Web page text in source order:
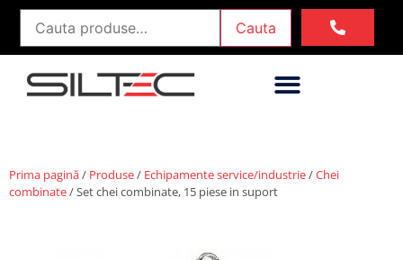
Cauta
Prima pagină/ Produse/ Echipamente service/industrie/Chei
combinate/ Set chei combinate, 15 piese in suport